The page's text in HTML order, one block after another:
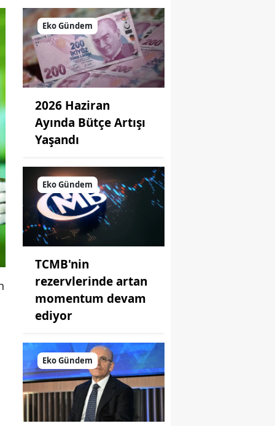
Eko Gündem
2026 Haziran
Ayında Bütçe Artışı
Yaşandı
Eko Gündem
TCMB'nin
rezervlerinde artan
momentum devam
ediyor
Eko Gündem